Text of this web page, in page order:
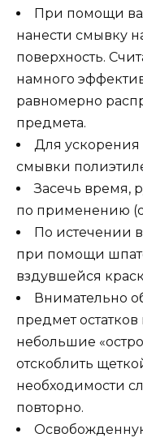
При помощи
нанести смывку
поверхность.
намного
равномерно
предмета.
Для ускорения
смывки
Засечь время,
по применению
По истечении
при помощи
вздувшейся
Внимательно
предмет
небольшие
отскоблить
необходимости
повторно.